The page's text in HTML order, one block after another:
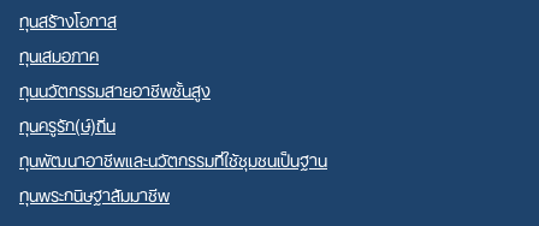
ทุนสร้างโอกาส
ทุนเสมอภาค
ทุนนวัตกรรมสายอาชีพชั้นสูง
ทุนครูรัก(ษ์)ถิ่น
ทุนพัฒนาอาชีพและนวัตกรรมที่ใช้ชุมชนเป็นฐาน
ทุนพระกนิษฐาสัมมาชีพ